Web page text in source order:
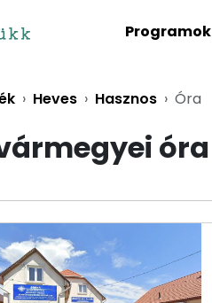
Programok
Heves Hasznos Óra
óra